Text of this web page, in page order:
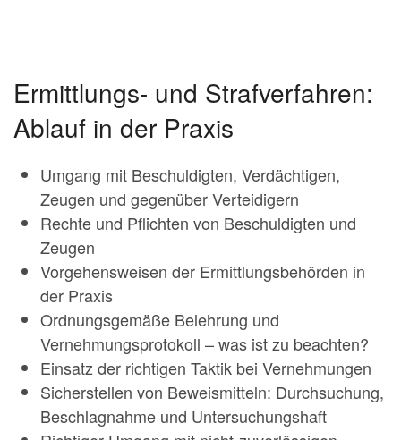
Ermittlungs- und Strafverfahren:
Ablauf in der Praxis
Umgang mit Beschuldigten, Verdächtigen,
Zeugen und gegenüber Verteidigern
Rechte und Pflichten von Beschuldigten und
Zeugen
Vorgehensweisen der Ermittlungsbehörden in
der Praxis
Ordnungsgemäße Belehrung und
Vernehmungsprotokoll – was ist zu beachten?
Einsatz der richtigen Taktik bei Vernehmungen
Sicherstellen von Beweismitteln: Durchsuchung,
Beschlagnahme und Untersuchungshaft